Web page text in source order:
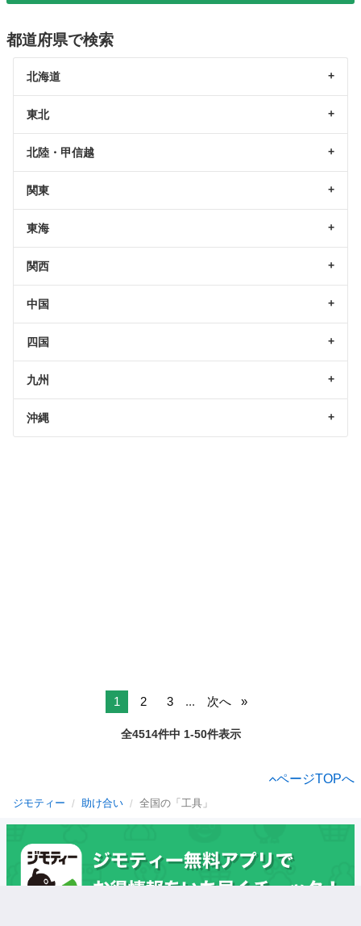
都道府県で検索
北海道
東北
北陸・甲信越
関東
東海
関西
中国
四国
九州
沖縄
1 2 3 ... 次へ
全4514件中 1-50件表示
ページTOPへ
ジモティー 助け合い 全国の「工具」